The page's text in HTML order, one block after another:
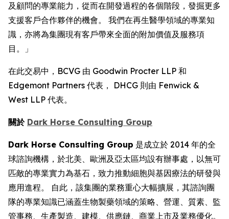
及顧問的專業能力，從而在開發過程的各個階段，發掘更多
支援客戶合作夥伴的機會。 我們在再生醫學領域的專業知
識，亦將為集團現有客戶帶來全面的附加價值及服務項
目。」
在此交易中，BCVG 由 Goodwin Procter LLP 和
Edgemont Partners 代表， DHCG 則由 Fenwick &
West LLP 代表。
關於 Dark Horse Consulting Group
Dark Horse Consulting Group 是成立於 2014 年的全
球諮詢機構，於北美、歐洲及亞太區均設有辦事處，以無可
匹敵的專業實力為基石，致力推動細胞與基因療法的研發與
應用進程。 自此，該集團的業務重心大幅擴展，其諮詢團
隊的專業知識已涵蓋生物製藥領域的策略、營運、質素、監
管事務、生產製造、建模、供應鏈、商業上市及業務優化。